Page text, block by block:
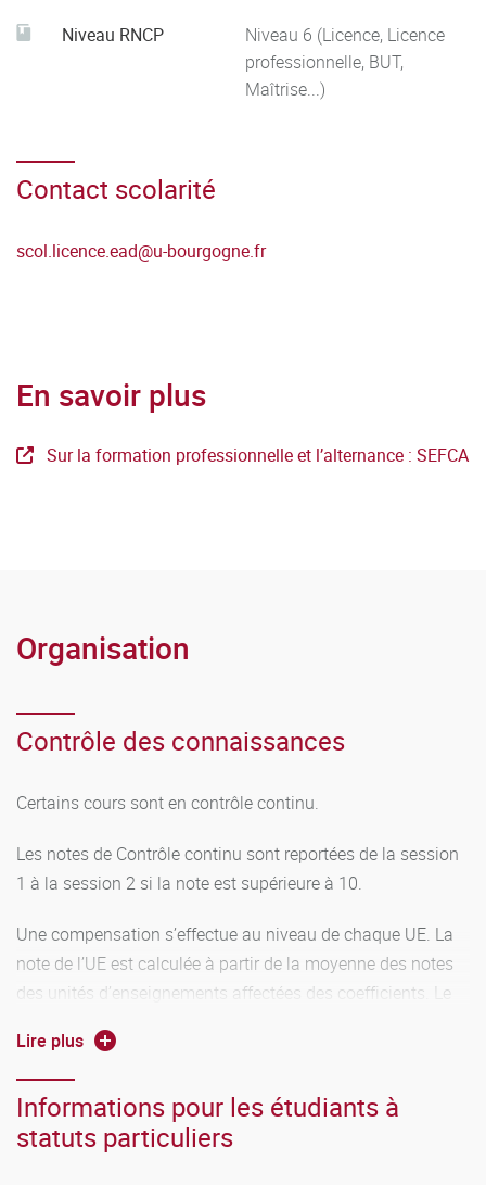
Mettre ses compétences au service d’un projet
professionnel pertinent et cohérent.
Niveau RNCP
Niveau 6 (Licence, Licence
professionnelle, BUT,
Maîtrise...)
Contact scolarité
scol.licence.ead@u-bourgogne.fr
En savoir plus
Sur la formation professionnelle et l’alternance : SEFCA
Organisation
Contrôle des connaissances
Certains cours sont en contrôle continu.
Les notes de Contrôle continu sont reportées de la session
1 à la session 2 si la note est supérieure à 10.
Une compensation s’effectue au niveau de chaque UE. La
note de l’UE est calculée à partir de la moyenne des notes
des unités d’enseignements affectées des coefficients. Le
UE pondérées par les coefficients est supérieure ou égale à
10 sur 20.
Lire plus
Informations pour les étudiants à
statuts particuliers